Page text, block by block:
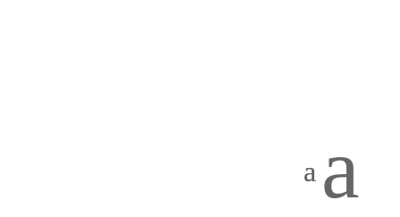
a
4.B Návštěva